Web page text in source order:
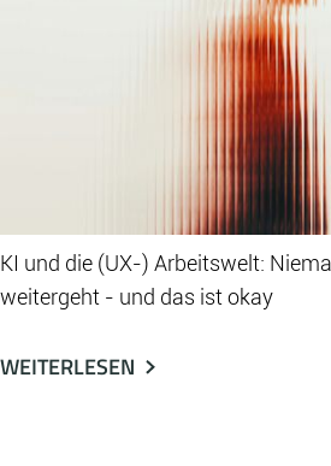
KI und die (UX-) Arbeitswelt:
weitergeht - und das ist okay
WEITERLESEN